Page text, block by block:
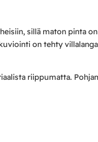
sillä maton pinta
on tehty
riippumatta.